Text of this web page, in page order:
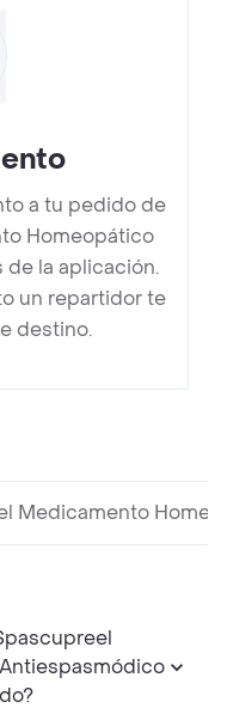
a tu pedido de
Homeopático
la aplicación.
un repartidor te
destino.
Medicamento